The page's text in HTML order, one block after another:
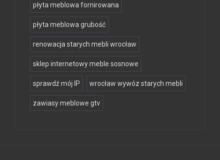
płyta meblowa fornirowana
płyta meblowa grubość
renowacja starych mebli wrocław
sklep internetowy meble sosnowe
sprawdź mój IP wrocław wywóz starych mebli
zawiasy meblowe gtv